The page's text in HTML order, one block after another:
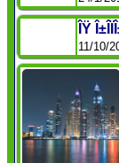
ÎŸ
11/10/